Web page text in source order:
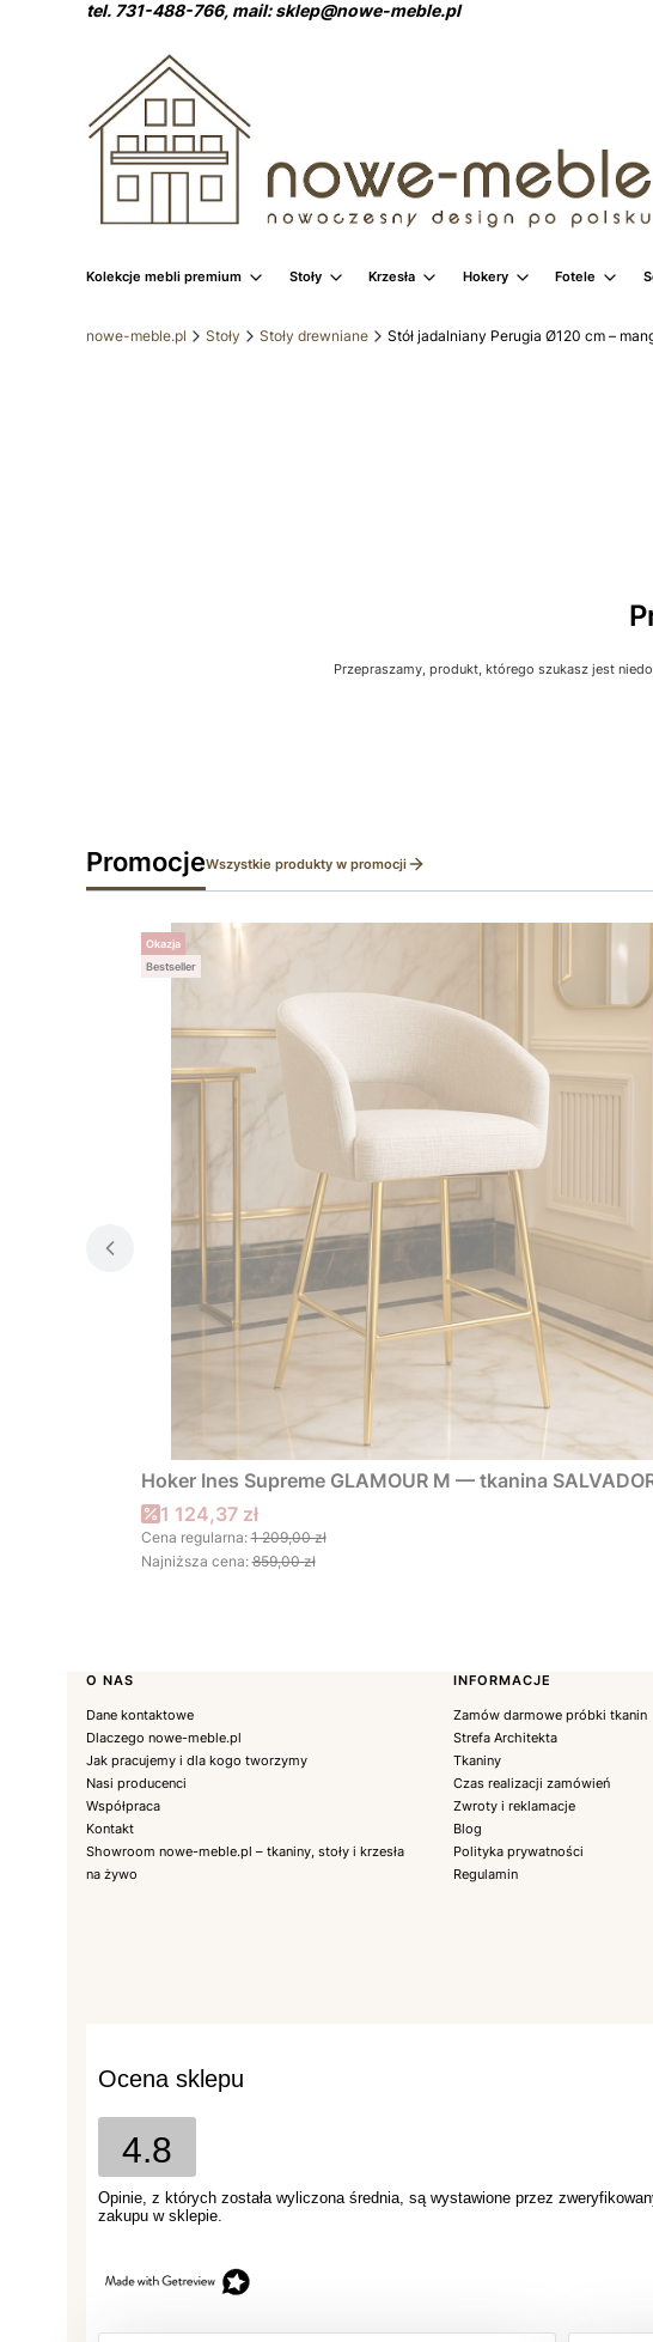
tel. 731-488-766, mail: sklep@nowe-meble.pl
Kolekcje mebli premium Stoły Krzesła Hokery Fotele
nowe-meble.pl Stoły Stoły drewniane Stół jadalniany Perugia Ø120 cm –
Przepraszamy, produkt, którego szukasz jest
PromocjeWszystkie produkty w promocji
Okazja
Bestseller
Hoker Ines Supreme GLAMOUR M — tkanina
Cena promocyjna
1 124,37 zł
Cena regularna: 1 209,00 zł
Najniższa cena: 859,00 zł
Linki w stopce
O NAS
Dane kontaktowe
Dlaczego nowe-meble.pl
Jak pracujemy i dla kogo tworzymy
Nasi producenci
Współpraca
Kontakt
Showroom nowe-meble.pl – tkaniny, stoły i krzesła
na żywo
INFORMACJE
Zamów darmowe próbki tkanin
Strefa Architekta
Tkaniny
Czas realizacji zamówień
Zwroty i reklamacje
Blog
Polityka prywatności
Regulamin
Ocena sklepu
4.8
Opinie, z których została wyliczona średnia, są wystawione przez
zakupu w sklepie.